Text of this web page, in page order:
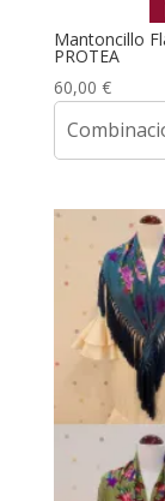
Mantoncillo
PROTEA
60,00 €